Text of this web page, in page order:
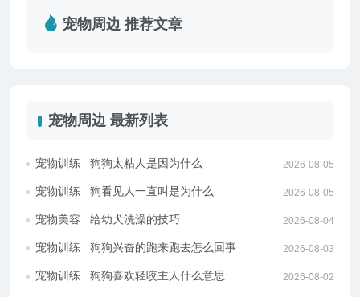
宠物周边 推荐文章
宠物周边 最新列表
宠物训练 狗狗太粘人是因为什么 2026-08-05
宠物训练 狗看见人一直叫是为什么 2026-08-05
宠物美容 给幼犬洗澡的技巧 2026-08-04
宠物训练 狗狗兴奋的跑来跑去怎么回事 2026-08-03
宠物训练 狗狗喜欢轻咬主人什么意思 2026-08-02